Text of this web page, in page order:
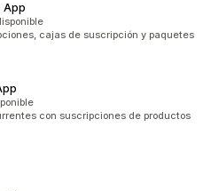
App
cajas de suscripción y paquetes
con suscripciones de productos